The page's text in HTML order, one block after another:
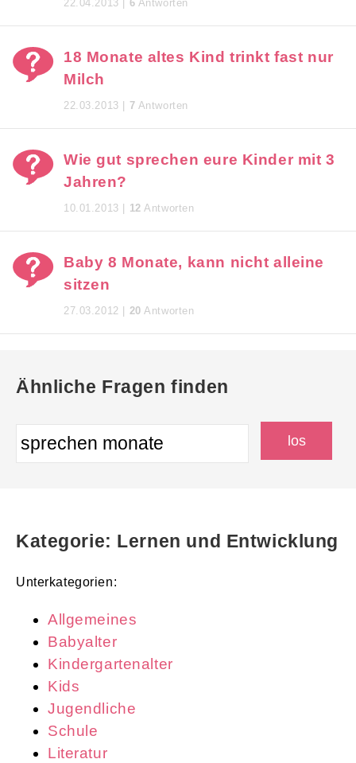
22.04.2013 | 6 Antworten
18 Monate altes Kind trinkt fast nur
Milch
22.03.2013 | 7 Antworten
Wie gut sprechen eure Kinder mit 3
Jahren?
10.01.2013 | 12 Antworten
Baby 8 Monate, kann nicht alleine
sitzen
27.03.2012 | 20 Antworten
Ähnliche Fragen finden
Kategorie: Lernen und Entwicklung
Unterkategorien:
Allgemeines
Babyalter
Kindergartenalter
Kids
Jugendliche
Schule
Literatur